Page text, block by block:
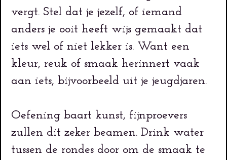
vergt. Stel dat je jezelf, of iemand
anders je ooit heeft wijs gemaakt dat
iets wel of niet lekker is. Want een
kleur, reuk of smaak herinnert vaak
aan iets, bijvoorbeeld uit je jeugdjaren.
Oefening baart kunst, fijnproevers
zullen dit zeker beamen. Drink water
tussen de rondes door om de smaak te